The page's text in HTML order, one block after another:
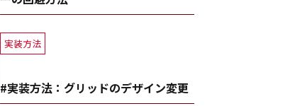
実装方法
#実装方法：グリッドのデザイン変更